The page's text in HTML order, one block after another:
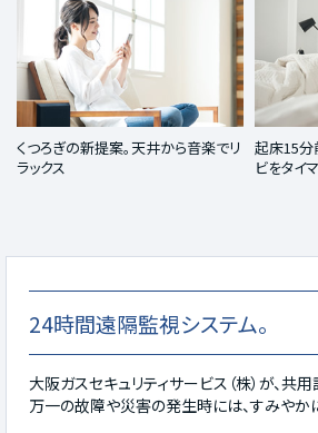
くつろぎの新提案。天井から音楽でリ
ラックス
起床15分
ビをタイ
24時間遠隔監視システム。
大阪ガスセキュリティサービス（株）が、共
万一の故障や災害の発生時には、すみやか